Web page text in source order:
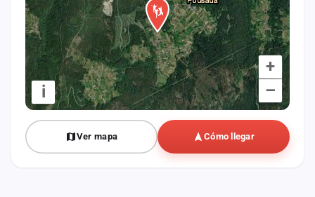
+
–
i
Ver mapa Cómo llegar